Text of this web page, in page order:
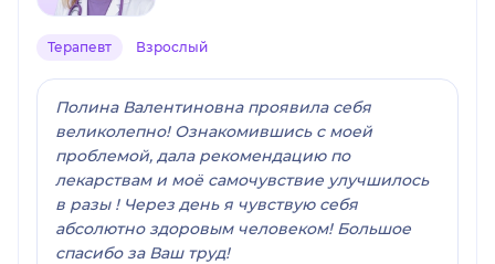
Терапевт Взрослый
Полина Валентиновна проявила себя
великолепно! Ознакомившись с моей
проблемой, дала рекомендацию по
лекарствам и моё самочувствие улучшилось
в разы ! Через день я чувствую себя
абсолютно здоровым человеком! Большое
спасибо за Ваш труд!